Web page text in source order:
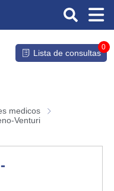
Lista de consultas
0
medicos
Venturi